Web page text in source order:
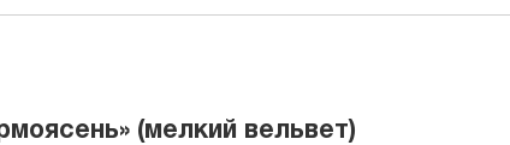
(мелкий вельвет)